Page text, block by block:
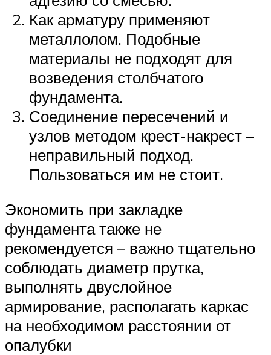
Как арматуру применяют
металлолом. Подобные
материалы не подходят для
возведения столбчатого
фундамента.
Соединение пересечений и
узлов методом крест-накрест –
неправильный подход.
Пользоваться им не стоит.
Экономить при закладке
фундамента также не
рекомендуется – важно тщательно
соблюдать диаметр прутка,
выполнять двуслойное
армирование, располагать каркас
на необходимом расстоянии от
опалубки